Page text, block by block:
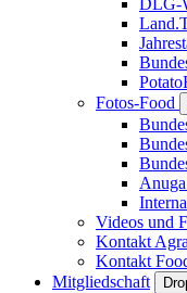
DLG-
Fotos-Food
Videos und
Kontakt
Kontakt
Mitgliedschaft